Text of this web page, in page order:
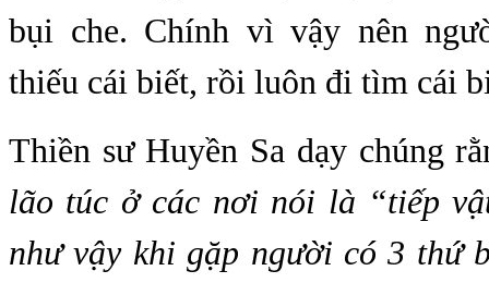
bụi che. Chính vì vậy nên
thiếu cái biết, rồi luôn đi tìm cái
Thiền sư Huyền Sa dạy chúng
lão túc ở các nơi nói là “tiếp
như vậy khi gặp người có 3 thứ